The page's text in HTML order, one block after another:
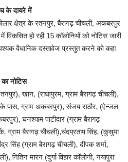
के दायरे में
क्षेत्र के रतनपुर, बैरागढ़ चीचली, अकबरपुर
विकसित हो रही 15 कॉलोनियों को नोटिस जारी
वैधानिक दस्तावेज प्रस्तुत करने को कहा
नोटिस
खान, (राधापुरम, ग्राम बैरागढ़ चीचली),
पास, ग्राम अकबरपुर), संजय राठौर, (ऐन्जल
घनश्याम पाटीदार (ग्राम बैरागढ़
ग्राम बैरागढ़ चीचली),चंदप्रताप सिंह, (कुसुमा
सिंह (ग्राम बैरागढ़ चीचली), दीपक शर्मा,
नितिन मारन (दुर्गा विहार कॉलोनी, नयापुरा